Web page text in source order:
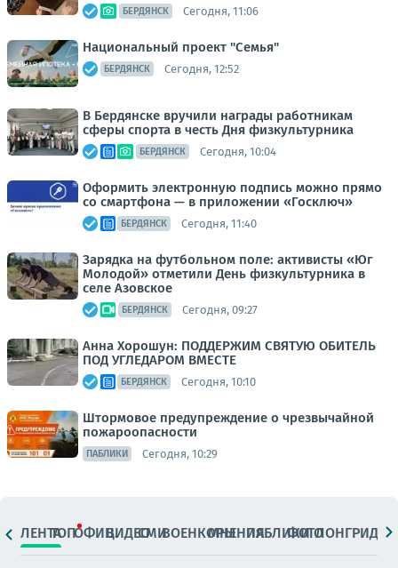
БЕРДЯНСК Сегодня, 11:06
Национальный проект "Семья"
БЕРДЯНСК Сегодня, 12:52
В Бердянске вручили награды работникам
сферы спорта в честь Дня физкультурника
БЕРДЯНСК Сегодня, 10:04
Оформить электронную подпись можно прямо
со смартфона — в приложении «Госключ»
БЕРДЯНСК Сегодня, 11:40
Зарядка на футбольном поле: активисты «Юг
Молодой» отметили День физкультурника в
селе Азовское
БЕРДЯНСК Сегодня, 09:27
Анна Хорошун: ПОДДЕРЖИМ СВЯТУЮ ОБИТЕЛЬ
ПОД УГЛЕДАРОМ ВМЕСТЕ
БЕРДЯНСК Сегодня, 10:10
Штормовое предупреждение о чрезвычайной
пожароопасности
ПАБЛИКИ Сегодня, 10:29
ЛЕНТАТОПОФИЦ.ВИДЕОСМИВОЕНКОРЫМНЕНИЯПАБЛИКИ
ФОТОЛОНГРИДЫ